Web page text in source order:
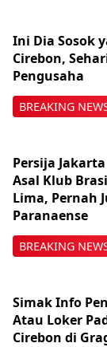
BREAKING
Ini Dia Sosok
Cirebon,
Pengusaha
BREAKING
Persija
Asal Klub
Lima, Pernah
Paranaense
Simak Info
Atau Loker
Cirebon di